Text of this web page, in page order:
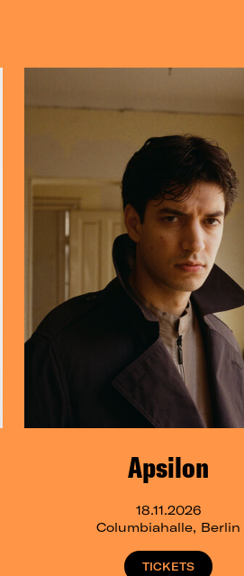
Apsilon
18.11.2026
Columbiahalle, Berlin
TICKETS